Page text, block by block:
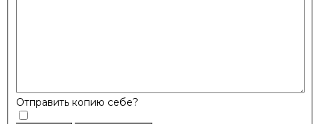
Отправить копию себе?